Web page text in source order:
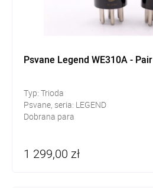
Psvane Legend WE310A - Pair
Typ: Trioda
Psvane, seria: LEGEND
Dobrana para
1 299,00 zł